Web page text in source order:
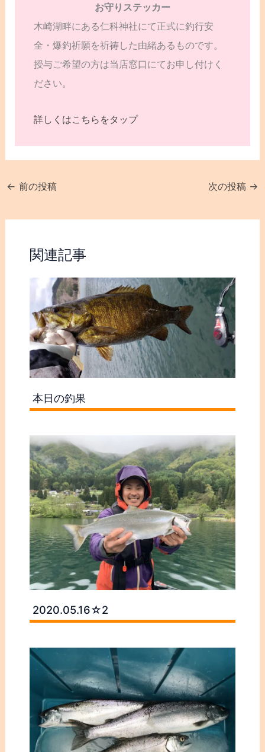
お守りステッカー
木崎湖畔にある仁科神社にて正式に釣行安
全・爆釣祈願を祈祷した由緒あるものです。
授与ご希望の方は当店窓口にてお申し付けく
ださい。
詳しくはこちらをタップ
← 前の投稿 次の投稿 →
関連記事
本日の釣果
2020.05.16☆2